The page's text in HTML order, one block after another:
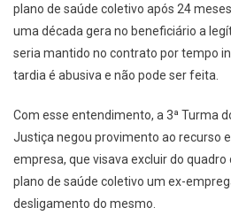
plano de saúde coletivo após 24
uma década gera no beneficiário a
seria mantido no contrato por tempo
tardia é abusiva e não pode ser feita.
Com esse entendimento, a 3ª Turma
Justiça negou provimento ao recurso
empresa, que visava excluir do
plano de saúde coletivo um ex-
desligamento do mesmo.